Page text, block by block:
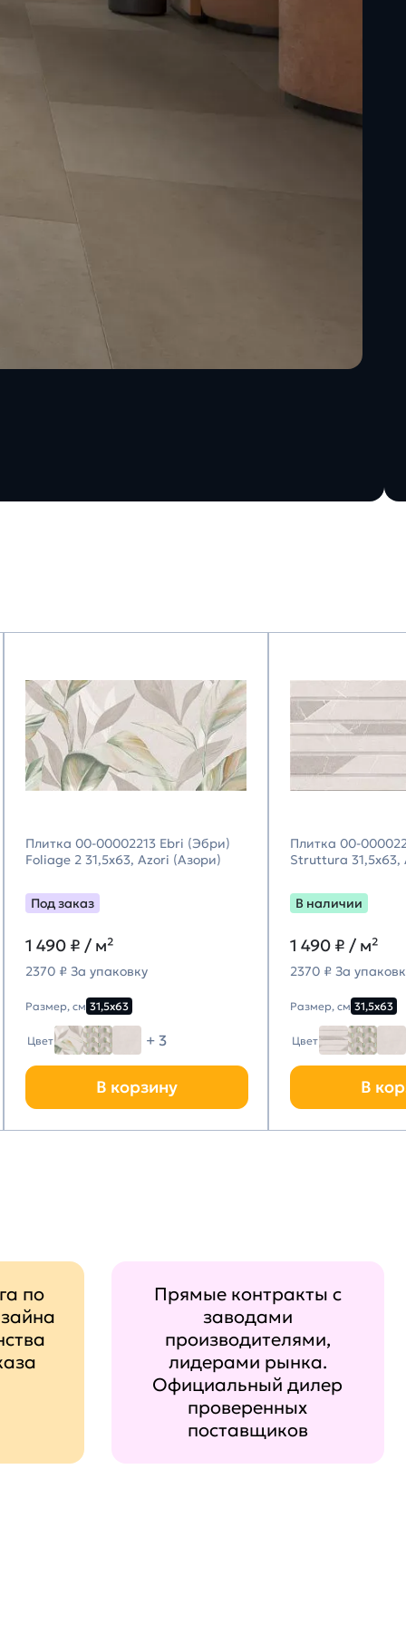
Плитка 00-00002213 Ebri (Эбри)
Foliage 2 31,5х63, Azori (Азори)
Под заказ
1 490 ₽ / м²
2370 ₽ За упаковку
Размер, см 31,5х63
Цвет + 3
В корзину
Плитка 00-
Struttura 31,5х63,
В наличии
1 490 ₽ / м²
2370 ₽ За
Размер, см 31,5х63
Цвет
В
по
Прямые контракты с
заводами
производителями,
лидерами рынка.
Официальный дилер
проверенных
поставщиков